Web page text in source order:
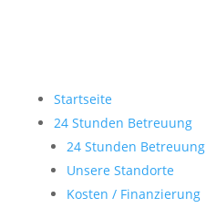
Startseite
24 Stunden Betreuung
24 Stunden Betreuung
Unsere Standorte
Kosten / Finanzierung